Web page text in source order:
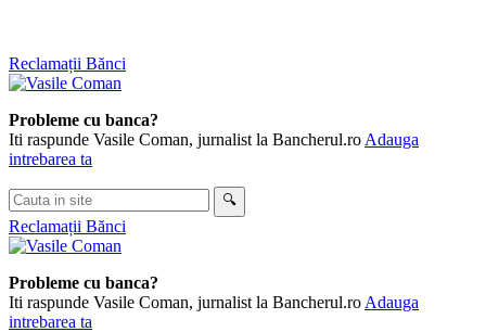
Skip
to
Reclamații Bănci
Probleme cu banca?
Iti raspunde Vasile Coman, jurnalist la Bancherul.ro Adauga
intrebarea ta
Cauta
in
site
🔍
Reclamații Bănci
Probleme cu banca?
Iti raspunde Vasile Coman, jurnalist la Bancherul.ro Adauga
intrebarea ta